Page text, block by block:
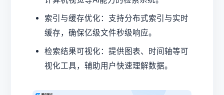
索引与缓存优化：支持分布式索引与实时
缓存，确保亿级文件秒级响应。
检索结果可视化：提供图表、时间轴等可
视化工具，辅助用户快速理解数据。